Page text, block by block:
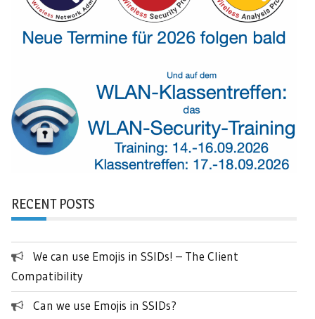
RECENT POSTS
We can use Emojis in SSIDs! – The Client
Compatibility
Can we use Emojis in SSIDs?